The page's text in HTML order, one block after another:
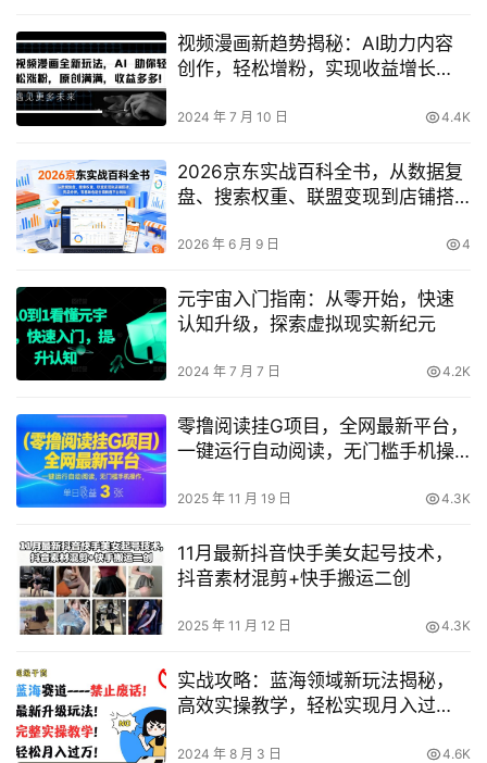
视频漫画新趋势揭秘：AI助力内容
创作，轻松增粉，实现收益增长
2024 年 7 月 10 日 4.4K
2026京东实战百科全书，从数据复
盘、搜索权重、联盟变现到店铺搭
通平台玩法
2026 年 6 月 9 日 4
元宇宙入门指南：从零开始，快速
认知升级，探索虚拟现实新纪元
2024 年 7 月 7 日 4.2K
零撸阅读挂G项目，全网最新平台，
一键运行自动阅读，无门槛手机操
2025 年 11 月 19 日 4.3K
11月最新抖音快手美女起号技术，
抖音素材混剪+快手搬运二创
2025 年 11 月 12 日 4.3K
实战攻略：蓝海领域新玩法揭秘，
高效实操教学，轻松实现月入过
2024 年 8 月 3 日 4.6K